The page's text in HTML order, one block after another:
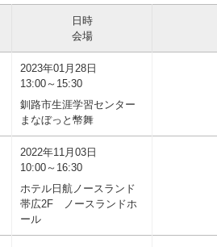
日時
会場
2023年01月28日
13:00～15:30
釧路市生涯学習センター
まなぼっと幣舞
2022年11月03日
10:00～16:30
ホテル日航ノースランド
帯広2F ノースランドホ
ール